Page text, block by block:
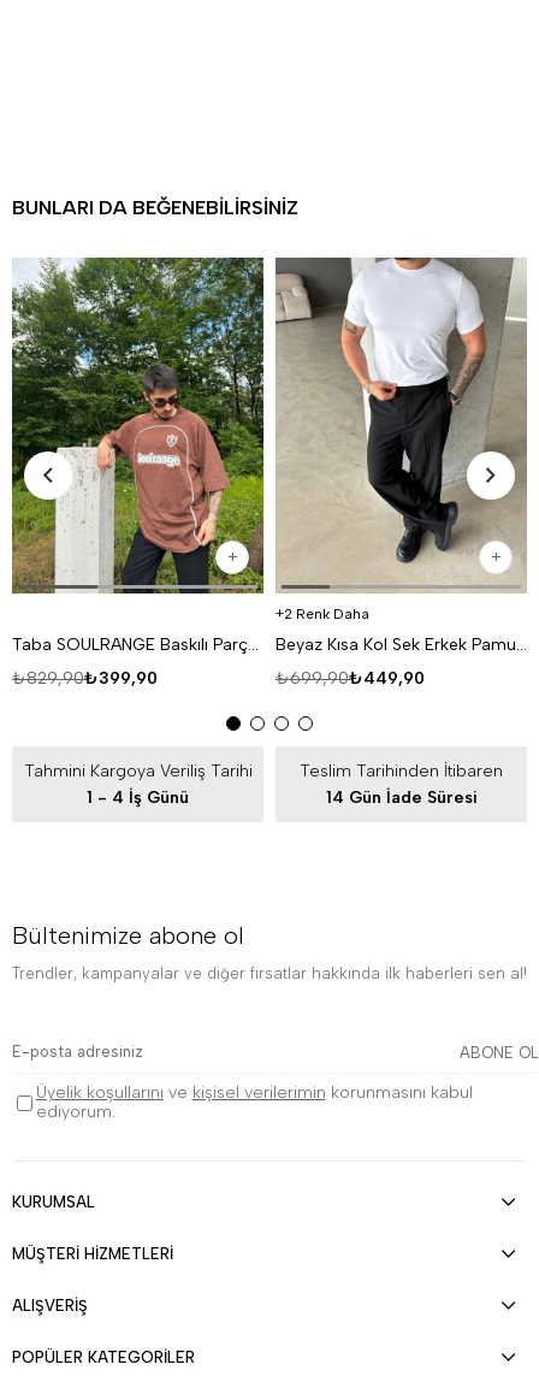
BUNLARI DA BEĞENEBILIRSINIZ
Taba SOULRANGE Baskılı Parçalı Oversize T-SHIRT PNC 1009
₺399,90
₺829,90
2 Renk Daha
Beyaz Kısa Kol Sek Erkek Pamuk Likralı T-SHİRT SC
₺449,90
₺699,90
Tahmini Kargoya Veriliş Tarihi
1 - 4 İş Günü
Teslim Tarihinden İtibaren
14 Gün İade Süresi
Bültenimize abone ol
Trendler, kampanyalar ve diğer fırsatlar hakkında ilk haberleri sen al!
ABONE OL
Üyelik koşullarını ve kişisel verilerimin korunmasını kabul
ediyorum.
KURUMSAL
MÜŞTERİ HİZMETLERİ
ALIŞVERİŞ
POPÜLER KATEGORİLER